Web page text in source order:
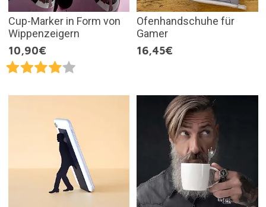
Cup-Marker in Form von
Wippenzeigern
10,90€
Ofenhandschuhe für
Gamer
16,45€